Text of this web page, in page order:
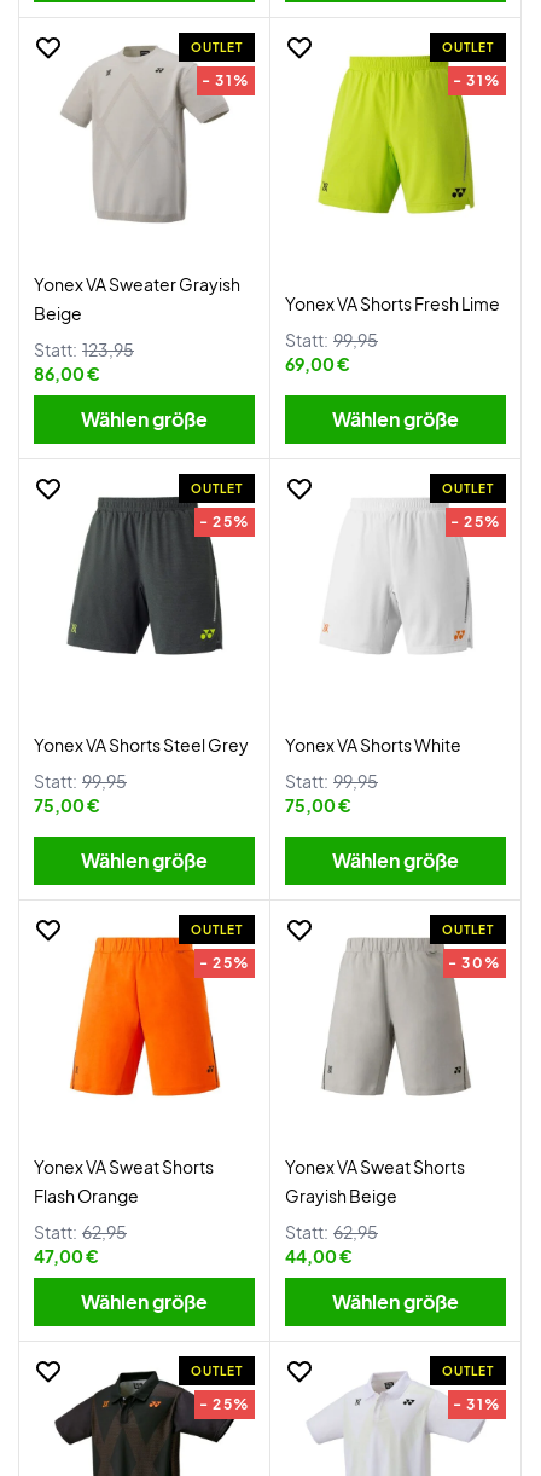
OUTLET
- 31%
Yonex VA Sweater Grayish
Beige
Statt: 123,95
86,00 €
Wählen größe
OUTLET
- 31%
Yonex VA Shorts Fresh Lime
Statt: 99,95
69,00 €
Wählen größe
OUTLET
- 25%
Yonex VA Shorts Steel Grey
Statt: 99,95
75,00 €
Wählen größe
OUTLET
- 25%
Yonex VA Shorts White
Statt: 99,95
75,00 €
Wählen größe
OUTLET
- 25%
Yonex VA Sweat Shorts
Flash Orange
Statt: 62,95
47,00 €
Wählen größe
OUTLET
- 30%
Yonex VA Sweat Shorts
Grayish Beige
Statt: 62,95
44,00 €
Wählen größe
OUTLET
- 25%
OUTLET
- 31%